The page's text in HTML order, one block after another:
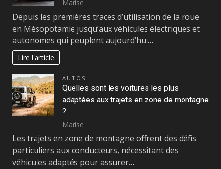
Marise
Depuis les premières traces d’utilisation de la roue
en Mésopotamie jusqu’aux véhicules électriques et
autonomes qui peuplent aujourd’hui…
Lire l'article
AUTOS
Quelles sont les voitures les plus
adaptées aux trajets en zone de montagne
?
Marise
Les trajets en zone de montagne offrent des défis
particuliers aux conducteurs, nécessitant des
véhicules adaptés pour assurer…